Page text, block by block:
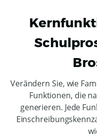
Verändern Sie, wie
Funktionen, die
generieren. Jede